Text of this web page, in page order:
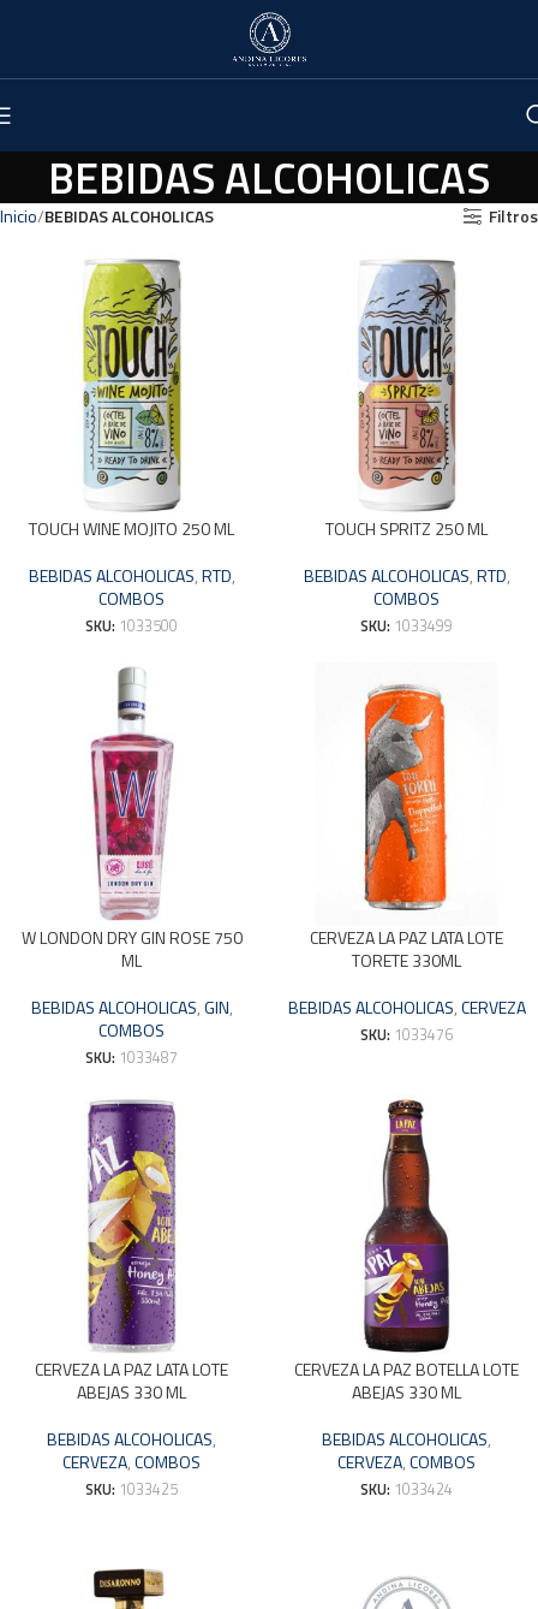
BEBIDAS ALCOHOLICAS
Inicio BEBIDAS ALCOHOLICAS Filtros
TOUCH WINE MOJITO 250 ML
BEBIDAS ALCOHOLICAS,RTD,
COMBOS
SKU: 1033500
TOUCH SPRITZ 250 ML
BEBIDAS ALCOHOLICAS,RTD,
COMBOS
SKU: 1033499
W LONDON DRY GIN ROSE 750
ML
BEBIDAS ALCOHOLICAS,GIN,
COMBOS
SKU: 1033487
CERVEZA LA PAZ LATA LOTE
TORETE 330ML
BEBIDAS ALCOHOLICAS,CERVEZA
SKU: 1033476
CERVEZA LA PAZ LATA LOTE
ABEJAS 330 ML
BEBIDAS ALCOHOLICAS,
CERVEZA,COMBOS
SKU: 1033425
CERVEZA LA PAZ BOTELLA LOTE
ABEJAS 330 ML
BEBIDAS ALCOHOLICAS,
CERVEZA,COMBOS
SKU: 1033424